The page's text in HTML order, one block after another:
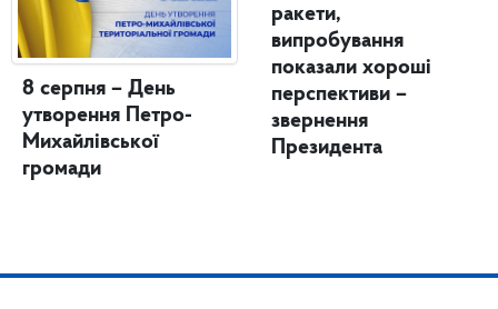
8 серпня – День
утворення Петро-
Михайлівської
громади
ракети,
випробування
показали хороші
перспективи –
звернення
Президента